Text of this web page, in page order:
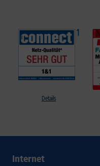
Details
Internet